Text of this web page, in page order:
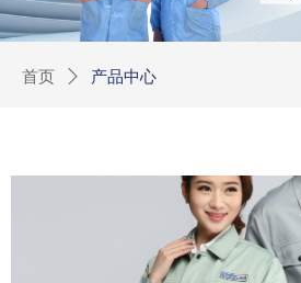
首页 ꄲ 产品中心